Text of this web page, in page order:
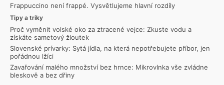
Frappuccino není frappé. Vysvětlujeme hlavní rozdíly
Tipy a triky
Proč vyměnit volské oko za ztracené vejce: Zkuste vodu a
získáte sametový žloutek
Slovenské prívarky: Sytá jídla, na která nepotřebujete příbor, jen
pořádnou lžíci
Zavařování malého množství bez hrnce: Mikrovlnka vše zvládne
bleskově a bez dřiny